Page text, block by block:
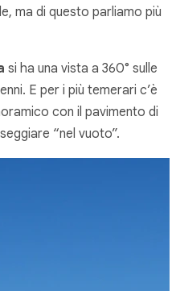
ma di questo parliamo più
si ha una vista a 360° sulle
E per i più temerari c’è
con il pavimento di
“nel vuoto”.